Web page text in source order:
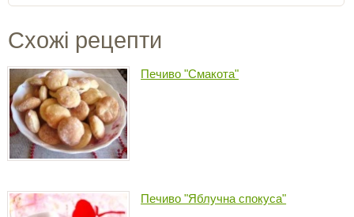
Схожі рецепти
Печиво "Смакота"
Печиво "Яблучна спокуса"